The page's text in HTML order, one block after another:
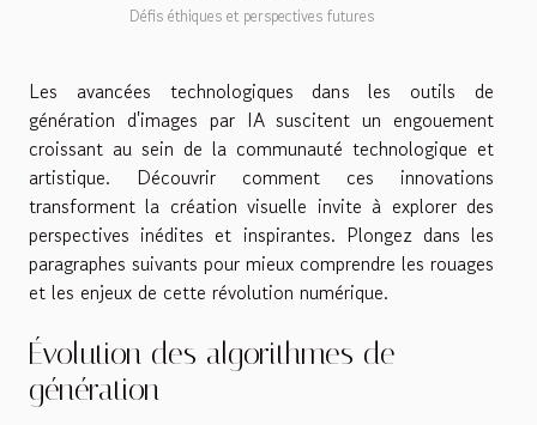
Défis éthiques et perspectives futures
Les avancées technologiques dans les outils de
génération d'images par IA suscitent un engouement
croissant au sein de la communauté technologique et
artistique. Découvrir comment ces innovations
transforment la création visuelle invite à explorer des
perspectives inédites et inspirantes. Plongez dans les
paragraphes suivants pour mieux comprendre les rouages
et les enjeux de cette révolution numérique.
Évolution des algorithmes de
génération